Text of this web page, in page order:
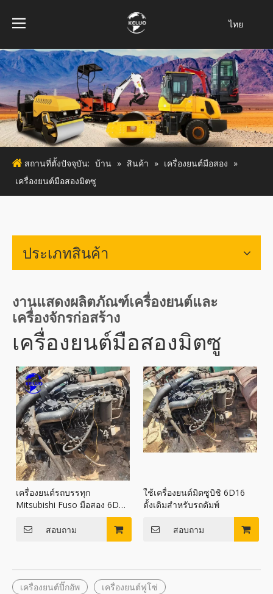
ไทย
Bahasa
indonesia
Türk dili
Italiano
Deutsch
Português
Español
สถานที่ตั้งปัจจุบัน: บ้าน » สินค้า » เครื่องยนต์มือสอง »
เครื่องยนต์มือสองมิตซู
ประเภทสินค้า
งานแสดงผลิตภัณฑ์เครื่องยนต์และ
เครื่องจักรก่อสร้าง
เครื่องยนต์มือสองมิตซู
เครื่องยนต์รถบรรทุก
Mitsubishi Fuso มือสอง 6D16
เครื่องยนต์มือสอง Mitsubishi
สอบถาม
ใช้เครื่องยนต์มิตซูบิชิ 6D16
ดั้งเดิมสำหรับรถดัมพ์
สอบถาม
เครื่องยนต์ปิ๊กอัพ
เครื่องยนต์ฟูโซ่